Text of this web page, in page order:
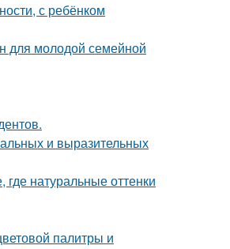
с ребёнком
для молодой семейной
и выразительных
натуральные оттенки
палитры и